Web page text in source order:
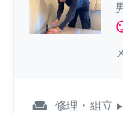
weekend 修理・組立